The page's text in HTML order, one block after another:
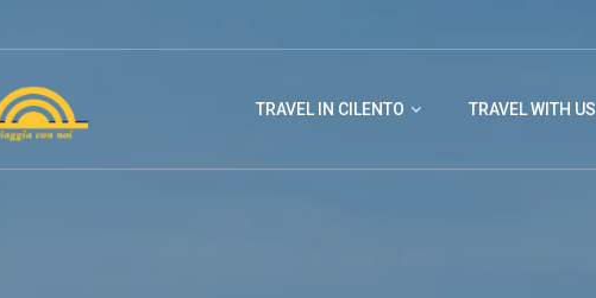
TRAVEL IN CILENTO TRAVEL WITH US